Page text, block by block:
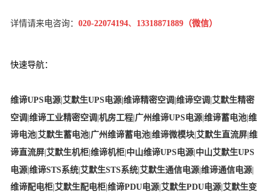
详情请来电咨询： 020-22074194、 13318871889（微信）
快速导航：
维谛UPS电源 艾默生UPS电源 维谛精密空调 维谛空调 艾默生精密
空调 维谛工业精密空调 机房工程 广州维谛UPS电源 维谛蓄电池 维
谛电池 艾默生蓄电池 广州维谛蓄电池 维谛微模块 艾默生直流屏 维
谛直流屏 艾默生机柜 维谛机柜 中山维谛UPS电源 中山艾默生UPS
电源 维谛STS系统 艾默生STS系统 艾默生通信电源 维谛通信电源
维谛配电柜 艾默生配电柜 维谛PDU电源 艾默生PDU电源 艾默生变